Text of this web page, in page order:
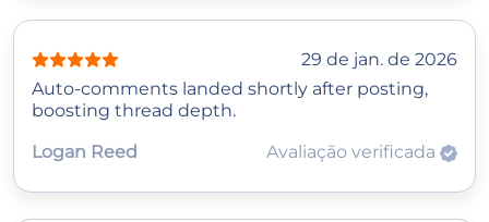
29 de jan. de 2026
Auto‑comments landed shortly after posting,
boosting thread depth.
Logan Reed
Avaliação verificada